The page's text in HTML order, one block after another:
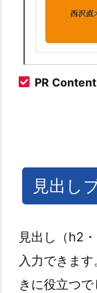
PR
見出し
見出し（h2
入力できま
きに役立つ